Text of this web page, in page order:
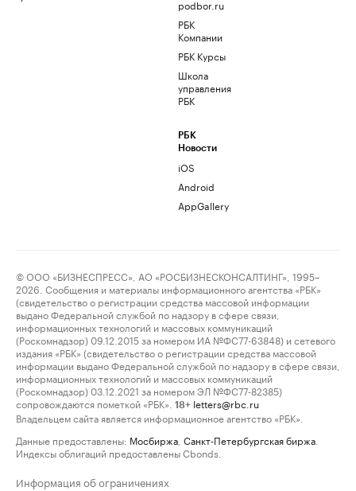
podbor.ru
РБК
Компании
РБК Курсы
Школа
управления
РБК
РБК
Новости
iOS
Android
AppGallery
© ООО «БИЗНЕСПРЕСС», АО «РОСБИЗНЕСКОНСАЛТИНГ», 1995–
2026. Сообщения и материалы информационного агентства «РБК»
(свидетельство о регистрации средства массовой информации
выдано Федеральной службой по надзору в сфере связи,
информационных технологий и массовых коммуникаций
(Роскомнадзор) 09.12.2015 за номером ИА №ФС77-63848) и сетевого
издания «РБК» (свидетельство о регистрации средства массовой
информации выдано Федеральной службой по надзору в сфере связи,
информационных технологий и массовых коммуникаций
(Роскомнадзор) 03.12.2021 за номером ЭЛ №ФС77-82385)
сопровождаются пометкой «РБК».
18+ letters@rbc.ru
Владельцем сайта является информационное агентство «РБК».
Данные предоставлены: Мосбиржа Санкт-Петербургская биржа
Индексы облигаций предоставлены Cbonds.
Информация об ограничениях